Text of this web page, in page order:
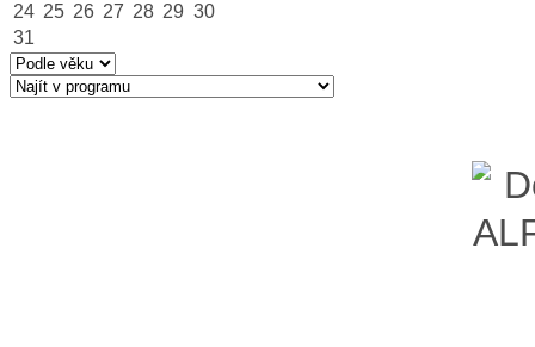
24 25 26 27 28 29 30
31